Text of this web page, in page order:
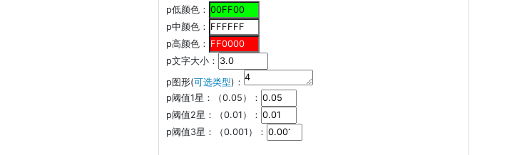
p低颜色：
p中颜色：
p高颜色：
p文字大小：
p图形(可选类型)：
p阈值1星：（0.05）：
p阈值2星：（0.01）：
p阈值3星：（0.001）：